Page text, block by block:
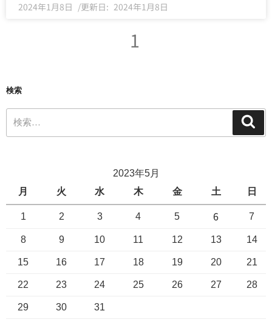
2024年1月8日 2024年1月8日
1
検索
2023年5月
月
火 水 木 金 土 日
1 2 3 4 5 6 7
8 9 10 11 12 13 14
15 16 17 18 19 20 21
22 23 24 25 26 27 28
29 30 31